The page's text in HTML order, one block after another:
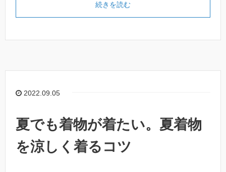
続きを読む
2022.09.05
夏でも着物が着たい。夏着物
を涼しく着るコツ